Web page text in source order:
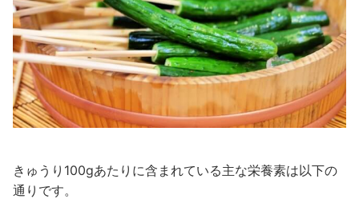
きゅうり100gあたりに含まれている主な栄養素は以下の
通りです。